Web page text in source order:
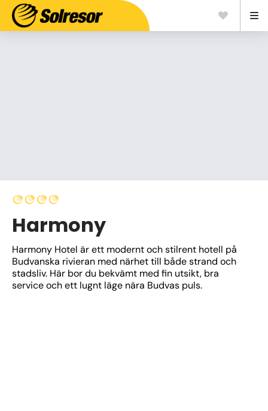
Harmony
Harmony Hotel är ett modernt och stilrent hotell på
Budvanska rivieran med närhet till både strand och
stadsliv. Här bor du bekvämt med fin utsikt, bra
service och ett lugnt läge nära Budvas puls.